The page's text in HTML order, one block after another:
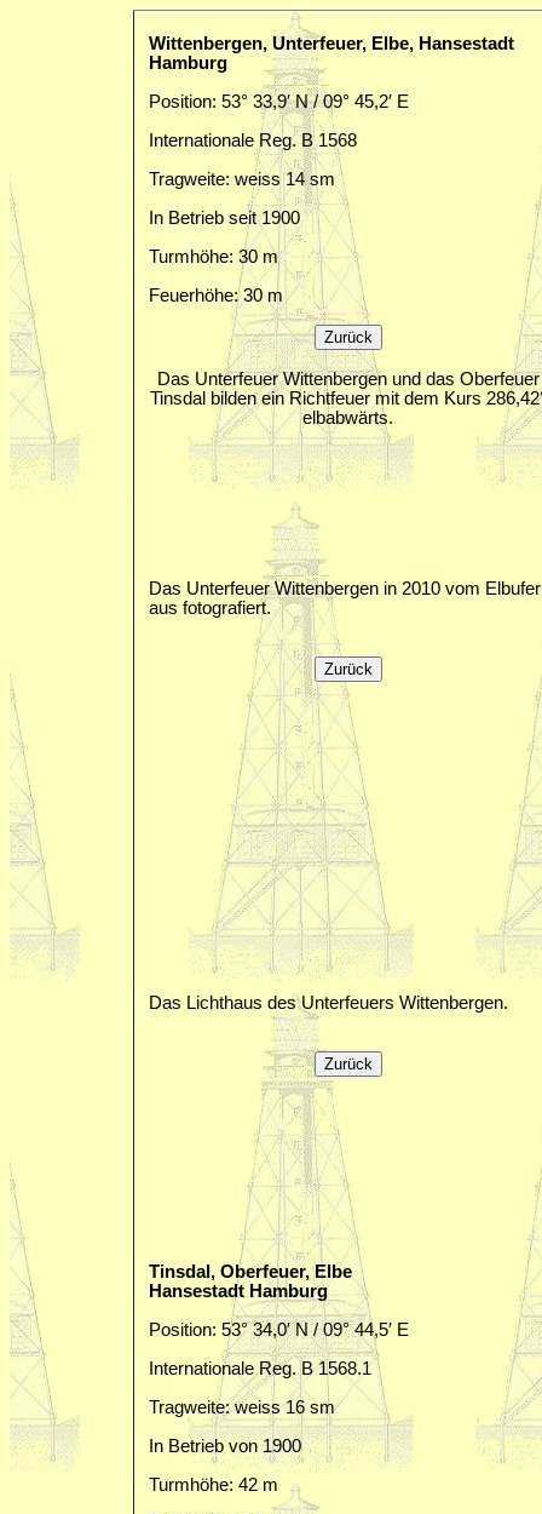
Wittenbergen, Unterfeuer, Elbe, Hansestadt
Hamburg
Position: 53° 33,9′ N / 09° 45,2′ E
Internationale Reg. B 1568
Tragweite: weiss 14 sm
In Betrieb seit 1900
Turmhöhe: 30 m
Feuerhöhe: 30 m
Das Unterfeuer Wittenbergen und das Oberfeuer
Tinsdal bilden ein Richtfeuer mit dem Kurs
elbabwärts.
Das Unterfeuer Wittenbergen in 2010 vom Elbufer
aus fotografiert.
Das Lichthaus des Unterfeuers Wittenbergen.
Tinsdal, Oberfeuer, Elbe
Hansestadt Hamburg
Position: 53° 34,0′ N / 09° 44,5′ E
Internationale Reg. B 1568.1
Tragweite: weiss 16 sm
In Betrieb von 1900
Turmhöhe: 42 m